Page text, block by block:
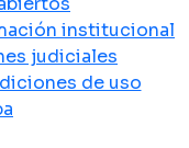
institucional
judiciales
de uso